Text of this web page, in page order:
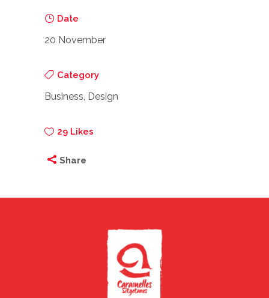
Date
20 November
Category
Business, Design
29 Likes
Share